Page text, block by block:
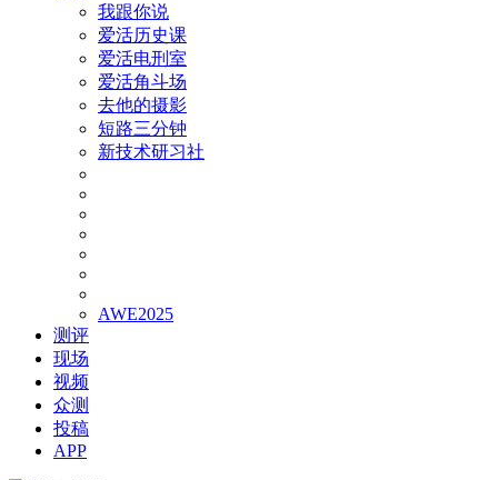
我跟你说
爱活历史课
爱活电刑室
爱活角斗场
去他的摄影
短路三分钟
新技术研习社
AWE2025
测评
现场
视频
众测
投稿
APP